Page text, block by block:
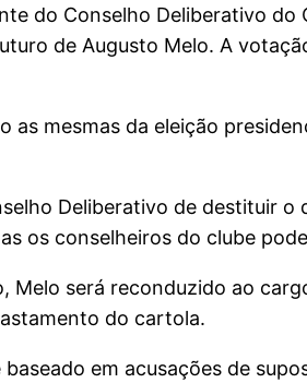
do Conselho Deliberativo
de Augusto Melo. A
mesmas da eleição
Deliberativo de destituir
os conselheiros do clube
será reconduzido ao
do cartola.
em acusações de